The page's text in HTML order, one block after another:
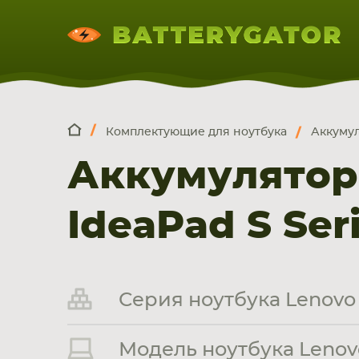
НОУТБУКА
ПЛАНШЕТА
СМАРТФОНА
Комплектующие для ноутбука
IdeaPad S
Серия ноутбука Lenovo
Модель ноутбука